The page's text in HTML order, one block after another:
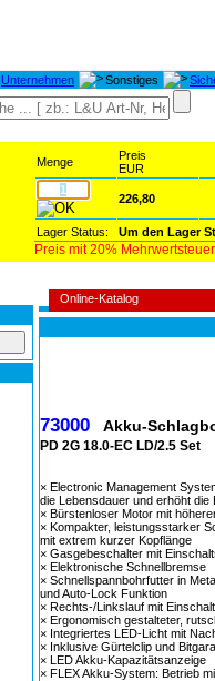
Unternehmen Sonstiges
Menge
Preis
EUR
226,80
Lager Status: Um den Lager
Preis mit 20% Mehrwertsteuer
Online-Katalog
73000 Akku-
PD 2G 18.0-EC LD/2.5 Set
× Electronic Management
die Lebensdauer und erhöht die
× Bürstenloser Motor mit
× Kompakter, leistungsstarker
mit extrem kurzer Kopflänge
× Gasgebeschalter mit
× Elektronische Schnellbremse
× Schnellspannbohrfutter in
und Auto-Lock Funktion
× Rechts-/Linkslauf mit
× Ergonomisch gestalteter,
× Integriertes LED-Licht mit
× Inklusive Gürtelclip und
× LED Akku-Kapazitätsanzeige
× FLEX Akku-System: Betrieb